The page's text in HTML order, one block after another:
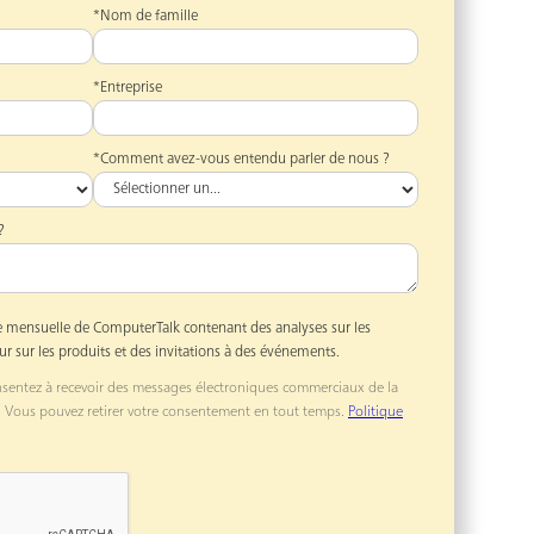
*Nom de famille
*Entreprise
*Comment avez-vous entendu parler de nous ?
de ComputerTalk contenant des analyses sur les
sur les produits et des invitations à des événements.
à recevoir des messages électroniques commerciaux de la
pouvez retirer votre consentement en tout temps. Politique